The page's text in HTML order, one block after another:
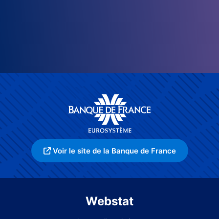
Voir le site de la Banque de France
Webstat